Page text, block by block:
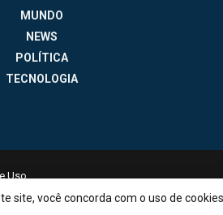
MUNDO
NEWS
POLÍTICA
TECNOLOGIA
Uso
site, você concorda com o uso de cookies.